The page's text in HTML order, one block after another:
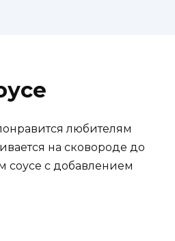
любителям
на сковороде до
соусе с добавлением